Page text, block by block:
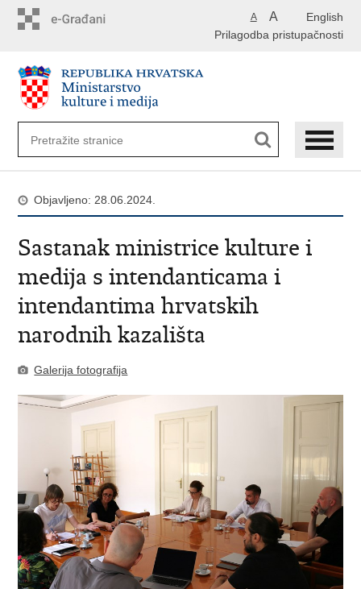
English
A A
Prilagodba pristupačnosti
Objavljeno: 28.06.2024.
Sastanak ministrice kulture i
medija s intendanticama i
intendantima hrvatskih
narodnih kazališta
Galerija fotografija